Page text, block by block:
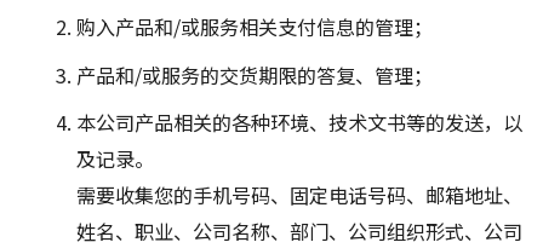
购入产品和/或服务相关支付信息的管理；
产品和/或服务的交货期限的答复、管理；
本公司产品相关的各种环境、技术文书等的发送，以
及记录。
需要收集您的手机号码、固定电话号码、邮箱地址、
姓名、职业、公司名称、部门、公司组织形式、公司